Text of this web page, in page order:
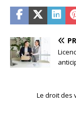
Le droit des